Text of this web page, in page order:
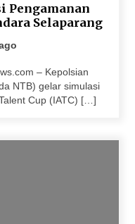
Pengamanan
Selaparang
– Kepolsian
NTB) gelar simulasi
Cup (IATC) […]